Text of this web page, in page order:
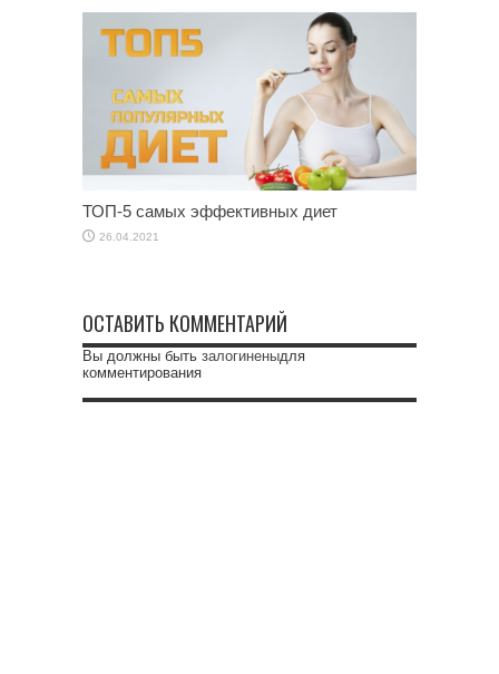
ТОП-5 самых эффективных диет
26.04.2021
ОСТАВИТЬ КОММЕНТАРИЙ
Вы должны быть залогиненыдля
комментирования